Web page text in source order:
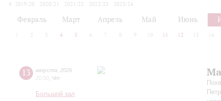
2019/20
2020/21 2021/22 2022/23
2023/24
Февраль Март Апрель Май Июнь
2 3 4 5 6 7 8 9 10 11 12 13 14
13 августа
2026
20:00 Чт
Большой зал